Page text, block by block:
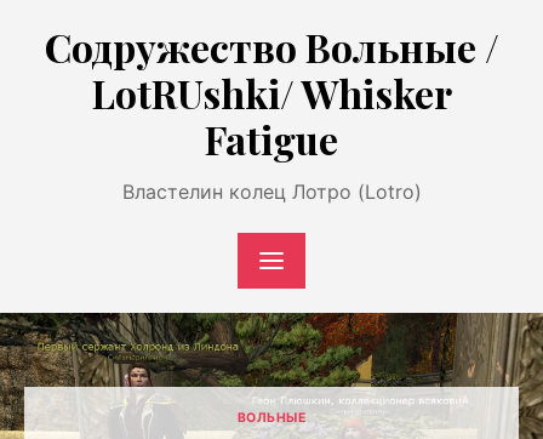
содержимому
Содружество Вольные /
LotRUshki/ Whisker
Fatigue
Властелин колец Лотро (Lotro)
ВОЛЬНЫЕ